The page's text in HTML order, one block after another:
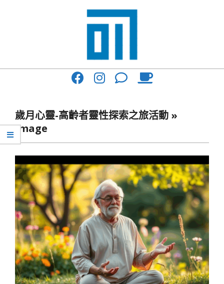
017
與
你
一
起
咖
啡
館
歲月心靈-高齡者靈性探索之旅活動 »
image